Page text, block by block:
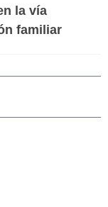
la vía
familiar